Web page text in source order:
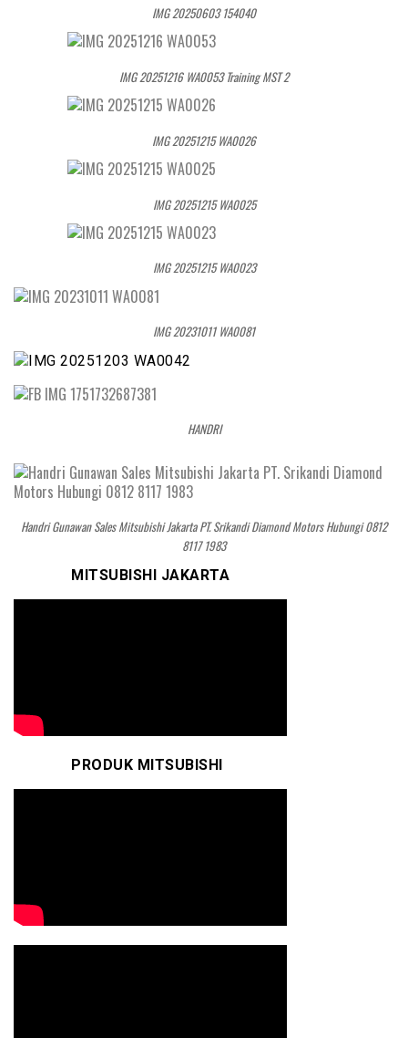
IMG 20250603 154040
IMG 20251216 WA0053 Training MST 2
IMG 20251215 WA0026
IMG 20251215 WA0025
IMG 20251215 WA0023
IMG 20231011 WA0081
HANDRI
Handri Gunawan Sales Mitsubishi Jakarta PT. Srikandi Diamond Motors Hubungi 0812
8117 1983
MITSUBISHI JAKARTA
PRODUK MITSUBISHI